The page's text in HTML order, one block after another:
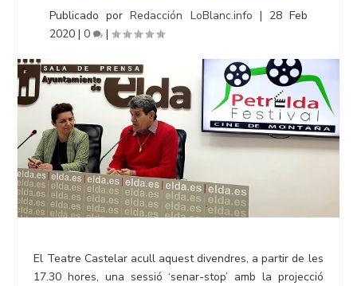
Publicado porRedacción LoBlanc.info | 28 Feb
2020 |0 |
El Teatre Castelar acull aquest divendres, a partir de les
17.30 hores, una sessió ‘senar-stop’ amb la projecció